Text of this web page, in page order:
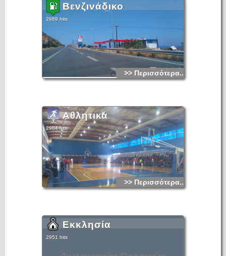
Βενζινάδικο
2989 hits
>> Περισσότερα...
Αθλητικά
2984 hits
>> Περισσότερα...
Εκκλησία
2951 hits